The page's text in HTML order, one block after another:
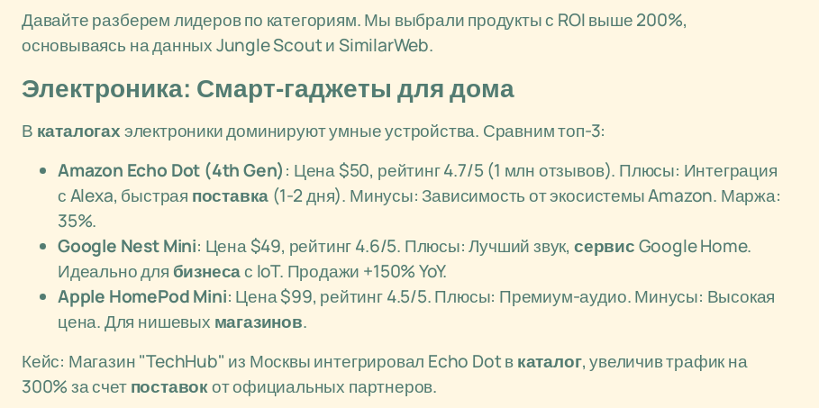
Давайте разберем лидеров по категориям. Мы выбрали продукты с ROI выше 200%,
основываясь на данных Jungle Scout и SimilarWeb.
Электроника: Смарт-гаджеты для дома
В каталогахэлектроники доминируют умные устройства. Сравним топ-3:
Amazon Echo Dot (4th Gen): Цена $50, рейтинг 4.7/5 (1 млн отзывов). Плюсы: Интеграция
с Alexa, быстрая поставка (1-2 дня). Минусы: Зависимость от экосистемы Amazon. Маржа:
35%.
Google Nest Mini: Цена $49, рейтинг 4.6/5. Плюсы: Лучший звук, сервисGoogle Home.
Идеально для бизнесас IoT. Продажи +150% YoY.
Apple HomePod Mini: Цена $99, рейтинг 4.5/5. Плюсы: Премиум-аудио. Минусы: Высокая
цена. Для нишевых магазинов.
Кейс: Магазин "TechHub" из Москвы интегрировал Echo Dot вкаталог, увеличив трафик на
300% за счетпоставокот официальных партнеров.